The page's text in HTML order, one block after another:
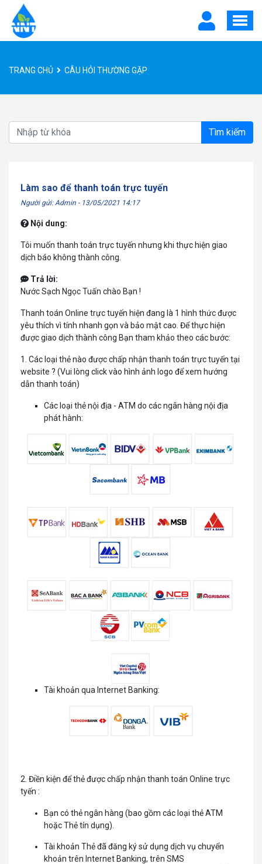
TRANG CHỦ CÂU HỎI THƯỜNG GẶP
Tìm kiếm
Làm sao để thanh toán trực tuyến
Người gửi: Admin - 13/05/2021 14:17
Nội dung:
Tôi muốn thanh toán trực tuyến nhưng khi thực hiện giao
dịch báo không thành công.
Trả lời:
Nước Sạch Ngọc Tuấn chào Bạn !
Thanh toán Online trực tuyến hiện đang là 1 hình thức được
yêu thích vì tính nhanh gọn và bảo mật cao. Để thực hiện
được giao dịch thành công Bạn tham khảo theo các bước:
1. Các loại thẻ nào được chấp nhận thanh toán trực tuyến tại
website ? (Vui lòng click vào hình ảnh logo để xem hướng
dẫn thanh toán)
Các loại thẻ nội địa - ATM do các ngân hàng nội địa
phát hành:
Tài khoản qua Internet Banking:
2. Điền kiện để thẻ được chấp nhận thanh toán Online trực
tyến :
Bạn có thẻ ngân hàng (bao gồm các loại thẻ ATM
hoặc Thẻ tín dụng).
Tài khoản Thẻ đã đăng ký sử dụng dịch vụ chuyển
khoản trên Internet Banking, trên SMS